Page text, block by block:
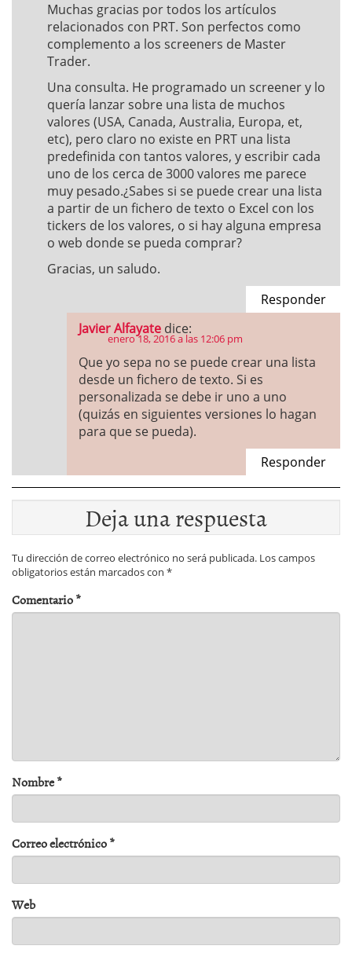
Muchas gracias por todos los artículos
relacionados con PRT. Son perfectos como
complemento a los screeners de Master
Trader.
Una consulta. He programado un screener y lo
quería lanzar sobre una lista de muchos
valores (USA, Canada, Australia, Europa, et,
etc), pero claro no existe en PRT una lista
predefinida con tantos valores, y escribir cada
uno de los cerca de 3000 valores me parece
muy pesado.¿Sabes si se puede crear una lista
a partir de un fichero de texto o Excel con los
tickers de los valores, o si hay alguna empresa
o web donde se pueda comprar?
Gracias, un saludo.
Responder
Javier Alfayate dice:
enero 18, 2016 a las 12:06 pm
Que yo sepa no se puede crear una lista
desde un fichero de texto. Si es
personalizada se debe ir uno a uno
(quizás en siguientes versiones lo hagan
para que se pueda).
Responder
Deja una respuesta
Tu dirección de correo electrónico no será publicada. Los campos
obligatorios están marcados con *
Comentario*
Nombre*
Correo electrónico*
Web